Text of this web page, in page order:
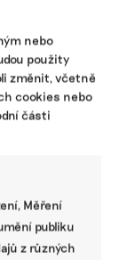
nebo
použity
změnit, včetně
cookies nebo
části
Měření
publiku
z různých
do témat,